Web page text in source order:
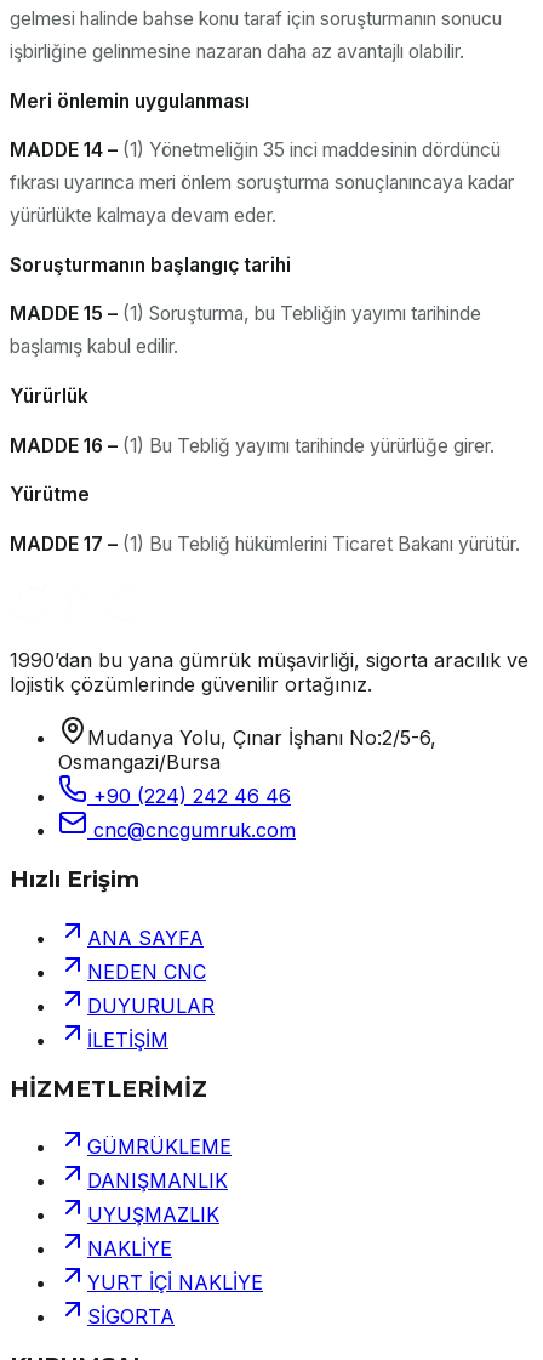
gelmesi halinde bahse konu taraf için soruşturmanın sonucu
işbirliğine gelinmesine nazaran daha az avantajlı olabilir.
Meri önlemin uygulanması
MADDE 14 – (1) Yönetmeliğin 35 inci maddesinin dördüncü
fıkrası uyarınca meri önlem soruşturma sonuçlanıncaya kadar
yürürlükte kalmaya devam eder.
Soruşturmanın başlangıç tarihi
MADDE 15 – (1) Soruşturma, bu Tebliğin yayımı tarihinde
başlamış kabul edilir.
Yürürlük
MADDE 16 – (1) Bu Tebliğ yayımı tarihinde yürürlüğe girer.
Yürütme
MADDE 17 – (1) Bu Tebliğ hükümlerini Ticaret Bakanı yürütür.
1990’dan bu yana gümrük müşavirliği, sigorta aracılık ve
lojistik çözümlerinde güvenilir ortağınız.
Mudanya Yolu, Çınar İşhanı No:2/5-6,
Osmangazi/Bursa
+90 (224) 242 46 46
cnc@cncgumruk.com
Hızlı Erişim
ANA SAYFA
NEDEN CNC
DUYURULAR
İLETİŞİM
HİZMETLERİMİZ
GÜMRÜKLEME
DANIŞMANLIK
UYUŞMAZLIK
NAKLİYE
YURT İÇİ NAKLİYE
SİGORTA